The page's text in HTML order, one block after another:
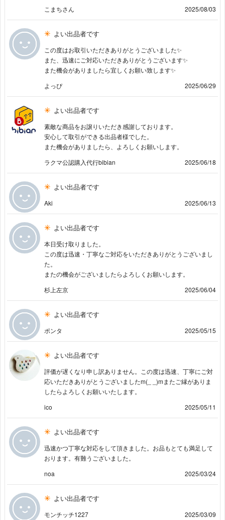
こまちさん
2025/08/03
よい出品者です
この度はお取引いただきありがとうございました✨
また、迅速にご対応いただきありがとうございます✨
また機会がありましたら宜しくお願い致します✨
よっぴ
2025/06/29
よい出品者です
素敵な商品をお譲りいただき感謝しております。
安心して取引ができる出品者様でした。
また機会がありましたら、よろしくお願いします。
ラクマ公認購入代行bibian
2025/06/18
よい出品者です
Aki 2025/06/13
よい出品者です
本日受け取りました。
この度は迅速・丁寧なご対応をいただきありがとうございまし
た。
またの機会がございましたらよろしくお願いします。
杉上左京
2025/06/04
よい出品者です
ポンタ 2025/05/15
よい出品者です
評価が遅くなり申し訳ありません。この度は迅速、丁寧にご対
応いただきありがとうございましたm(_ _)mまたご縁がありま
したらよろしくお願いいたします。
ico
2025/05/11
よい出品者です
迅速かつ丁寧な対応をして頂きました。お品もとても満足して
おります。有難うございました。
noa
2025/03/24
よい出品者です
モンチッチ1227 2025/03/09